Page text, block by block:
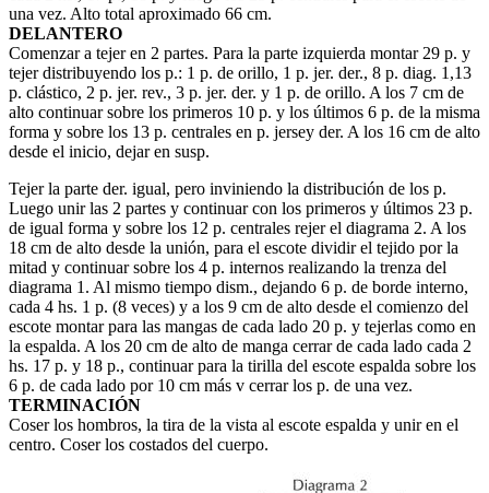
una vez. Alto total aproximado 66 cm.
DELANTERO
Comenzar a tejer en 2 partes. Para la parte izquierda montar 29 p. y
tejer distribuyendo los p.: 1 p. de orillo, 1 p. jer. der., 8 p. diag. 1,13
p. clástico, 2 p. jer. rev., 3 p. jer. der. y 1 p. de orillo. A los 7 cm de
alto continuar sobre los primeros 10 p. y los últimos 6 p. de la misma
forma y sobre los 13 p. centrales en p. jersey der. A los 16 cm de alto
desde el inicio, dejar en susp.
Tejer la parte der. igual, pero inviniendo la distribución de los p.
Luego unir las 2 partes y continuar con los primeros y últimos 23 p.
de igual forma y sobre los 12 p. centrales rejer el diagrama 2. A los
18 cm de alto desde la unión, para el escote dividir el tejido por la
mitad y continuar sobre los 4 p. internos realizando la trenza del
diagrama 1. Al mismo tiempo dism., dejando 6 p. de borde interno,
cada 4 hs. 1 p. (8 veces) y a los 9 cm de alto desde el comienzo del
escote montar para las mangas de cada lado 20 p. y tejerlas como en
la espalda. A los 20 cm de alto de manga cerrar de cada lado cada 2
hs. 17 p. y 18 p., continuar para la tirilla del escote espalda sobre los
6 p. de cada lado por 10 cm más v cerrar los p. de una vez.
TERMINACIÓN
Coser los hombros, la tira de la vista al escote espalda y unir en el
centro. Coser los costados del cuerpo.